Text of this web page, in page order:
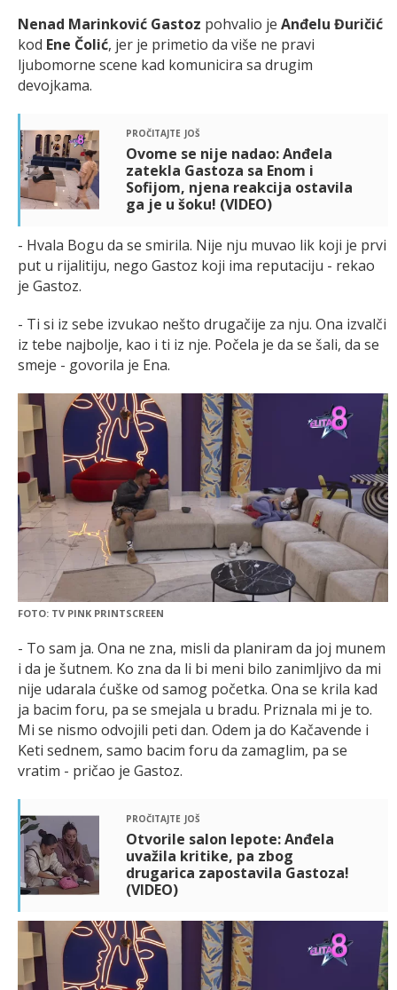
Nenad Marinković Gastoz pohvalio je Anđelu Đuričić
kod Ene Čolić, jer je primetio da više ne pravi
ljubomorne scene kad komunicira sa drugim
devojkama.
pročitajte još
Ovome se nije nadao: Anđela
zatekla Gastoza sa Enom i
Sofijom, njena reakcija ostavila
ga je u šoku! (VIDEO)
- Hvala Bogu da se smirila. Nije nju muvao lik koji je prvi
put u rijalitiju, nego Gastoz koji ima reputaciju - rekao
je Gastoz.
- Ti si iz sebe izvukao nešto drugačije za nju. Ona izvalči
iz tebe najbolje, kao i ti iz nje. Počela je da se šali, da se
smeje - govorila je Ena.
FOTO: TV PINK PRINTSCREEN
- To sam ja. Ona ne zna, misli da planiram da joj munem
i da je šutnem. Ko zna da li bi meni bilo zanimljivo da mi
nije udarala ćuške od samog početka. Ona se krila kad
ja bacim foru, pa se smejala u bradu. Priznala mi je to.
Mi se nismo odvojili peti dan. Odem ja do Kačavende i
Keti sednem, samo bacim foru da zamaglim, pa se
vratim - pričao je Gastoz.
pročitajte još
Otvorile salon lepote: Anđela
uvažila kritike, pa zbog
drugarica zapostavila Gastoza!
(VIDEO)